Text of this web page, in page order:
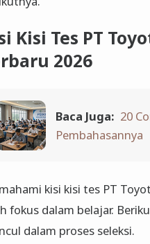
Kisi Tes PT
2026
Baca Juga: 20
Pembahasannya
kisi kisi tes PT
fokus dalam belajar.
dalam proses seleksi.